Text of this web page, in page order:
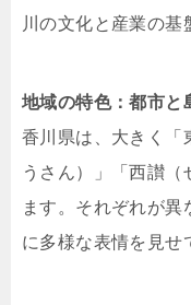
川の文化と産業の基
地域の特色：都市と
香川県は、大きく「
うさん）」「西讃
ます。それぞれが異
に多様な表情を見せ